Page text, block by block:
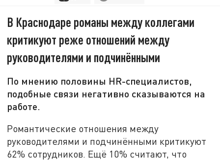
В Краснодаре романы между коллегами
критикуют реже отношений между
руководителями и подчинёнными
По мнению половины HR-специалистов,
подобные связи негативно сказываются на
работе.
Романтические отношения между
руководителями и подчинёнными критикуют
62% сотрудников. Ещё 10% считают, что